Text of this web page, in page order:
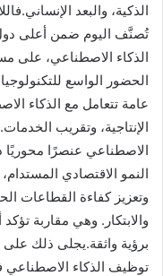
الذكية، والبعد
تُصنَّف اليوم ضمن أعلى
الذكاء الاصطناعي، على
الحضور الواسع
عامة تتعامل مع الذكاء
الإنتاجية، وتقريب
الاصطناعي عنصرًا محوريًا
النمو الاقتصادي
وتعزيز كفاءة القطاعات
والابتكار. وهي مقاربة
برؤية واثقة.يجلى ذلك
توظيف الذكاء